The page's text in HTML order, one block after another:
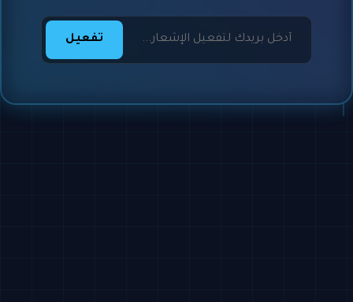
تفعيل